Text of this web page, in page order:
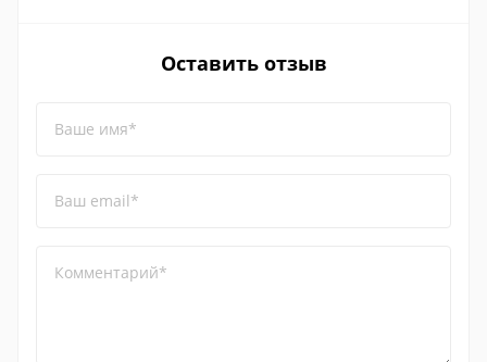
Оставить отзыв
Ваше имя*
Ваш email*
Комментарий*